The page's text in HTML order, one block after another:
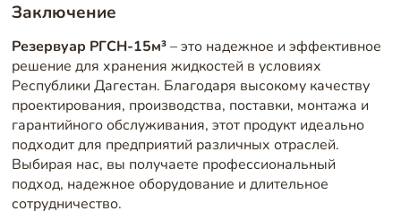
Заключение
Резервуар РГСН-15м³– это надежное и эффективное
решение для хранения жидкостей в условиях
Республики Дагестан. Благодаря высокому качеству
проектирования, производства, поставки, монтажа и
гарантийного обслуживания, этот продукт идеально
подходит для предприятий различных отраслей.
Выбирая нас, вы получаете профессиональный
подход, надежное оборудование и длительное
сотрудничество.